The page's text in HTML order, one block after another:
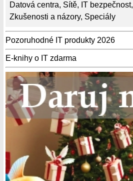
Datová centra, Sítě, IT bezpečnost,
Zkušenosti a názory, Speciály
Pozoruhodné IT produkty 2026
E-knihy o IT zdarma